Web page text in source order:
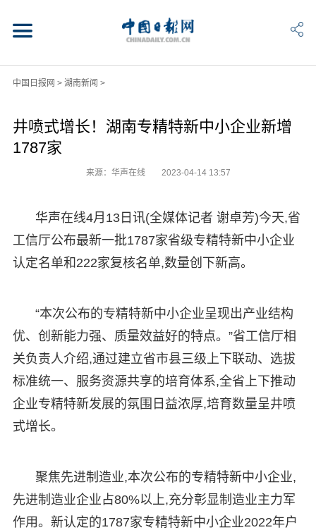
中国日报网 > 湖南新闻 >
井喷式增长！湖南专精特新中小企业新增
1787家
来源：华声在线 2023-04-14 13:57
华声在线4月13日讯(全媒体记者 谢卓芳)今天,省
工信厅公布最新一批1787家省级专精特新中小企业
认定名单和222家复核名单,数量创下新高。
“本次公布的专精特新中小企业呈现出产业结构
优、创新能力强、质量效益好的特点。”省工信厅相
关负责人介绍,通过建立省市县三级上下联动、选拔
标准统一、服务资源共享的培育体系,全省上下推动
企业专精特新发展的氛围日益浓厚,培育数量呈井喷
式增长。
聚焦先进制造业,本次公布的专精特新中小企业,
先进制造业企业占80%以上,充分彰显制造业主力军
作用。新认定的1787家专精特新中小企业2022年户